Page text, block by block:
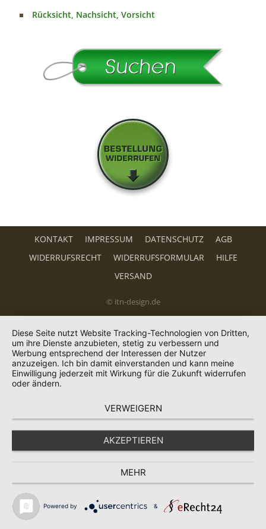
Rücksicht, Nachsicht, Vorsicht
KONTAKT IMPRESSUM DATENSCHUTZ
AGB
WIDERRUFSRECHT
WIDERRUFSFORMULAR
HILFE
VERSAND
© itn-design.de
Diese Seite nutzt Website Tracking-Technologien von Dritten,
um ihre Dienste anzubieten, stetig zu verbessern und
Werbung entsprechend der Interessen der Nutzer
anzuzeigen. Ich bin damit einverstanden und kann meine
Einwilligung jederzeit mit Wirkung für die Zukunft widerrufen
oder ändern.
VERWEIGERN
AKZEPTIEREN
MEHR
Powered by &